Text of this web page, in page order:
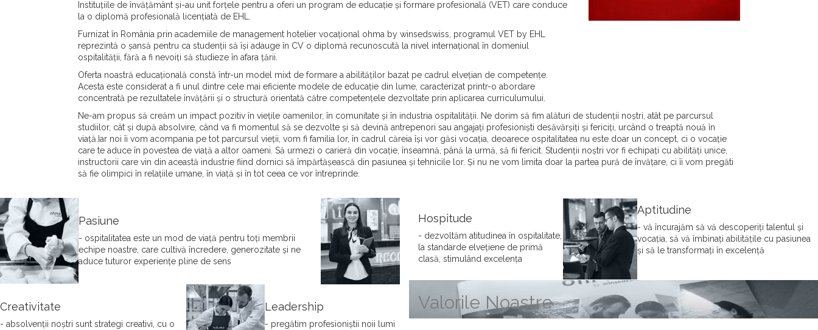
Instituțiile de învățământ și-au unit forțele pentru a oferi un program de educație și formare profesională (VET) care conduce
la o diplomă profesională licențiată de EHL.
Furnizat în România prin academiile de management hotelier vocațional ohma by winsedswiss, programul VET by EHL
reprezintă o șansă pentru ca studenții să își adauge în CV o diplomă recunoscută la nivel internațional în domeniul
ospitalității, fără a fi nevoiți să studieze în afara țării.
Oferta noastră educațională constă într-un model mixt de formare a abilităților bazat pe cadrul elvețian de competențe.
Acesta este considerat a fi unul dintre cele mai eficiente modele de educație din lume, caracterizat printr-o abordare
concentrată pe rezultatele învățării și o structură orientată către competențele dezvoltate prin aplicarea curriculumului.
Ne-am propus să creăm un impact pozitiv în viețile oamenilor, în comunitate și în industria ospitalității. Ne dorim să fim alături de studenții noștri, atât pe parcursul
studiilor, cât și după absolvire, când va fi momentul să se dezvolte și să devină antrepenori sau angajați profesioniști desăvărșiți și fericiți, urcând o treaptă nouă în
viață.Iar noi îi vom acompania pe tot parcursul vieții, vom fi familia lor, în cadrul căreia își vor găsi vocația, deoarece ospitalitatea nu este doar un concept, ci o vocație
care te aduce în povestea de viață a altor oameni. Să urmezi o carieră din vocație, înseamnă, până la urmă, să fii fericit. Studenții noștri vor fi echipați cu abilități unice,
instructorii care vin din această industrie fiind dornici să împărtășească din pasiunea și tehnicile lor. Și nu ne vom limita doar la partea pură de învățare, ci îi vom pregăti
să fie olimpici în relațiile umane, în viață și în tot ceea ce vor întreprinde.
Pasiune
- ospitalitatea este un mod de viață pentru toți membrii
echipe noastre, care cultivă încredere, generozitate și ne
aduce tuturor experiențe pline de sens
Creativitate
- absolvenții noștri sunt strategi creativi, cu o
Leadership
- pregătim profesioniștii noii lumi
Hospitude
- dezvoltăm atitudinea în ospitalitate,
la standarde elvețiene de primă
clasă, stimulând excelența
Aptitudine
- vă încurajăm să vă descoperiți talentul și
vocația, să vă îmbinați abilitățile cu pasiunea
și să le transformați în excelență
Valorile Noastre